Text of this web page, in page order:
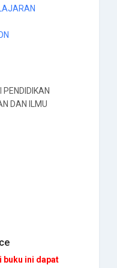
PENDIDIKAN
DAN ILMU
buku ini dapat